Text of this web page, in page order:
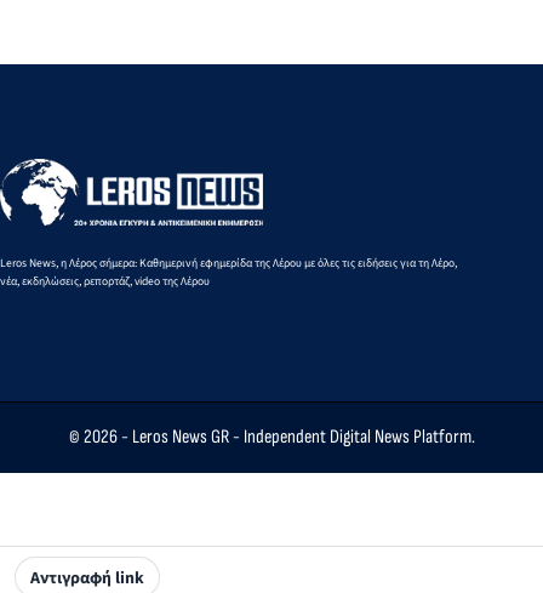
ευρωπαϊκή
αντίφαση
Λέρο
Αντιγραφή link
Leros News, η Λέρος σήμερα: Καθημερινή εφημερίδα της Λέρου με όλες τις ειδήσεις για τη Λέρο,
νέα, εκδηλώσεις, ρεπορτάζ, video της Λέρου
© 2026 - Leros News GR- Independent Digital News Platform.